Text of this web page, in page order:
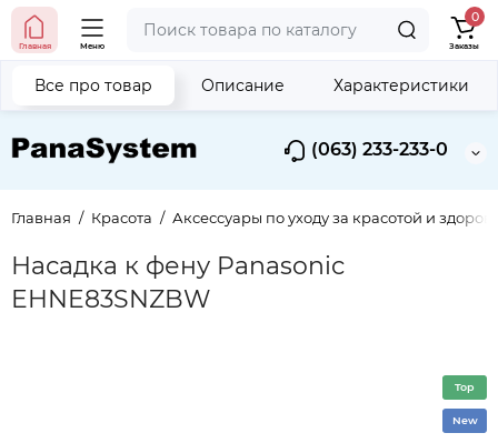
(063) 233-233-0
Главная Меню
0
Заказы
Главная Красота Аксессуары по уходу за красотой и
Насадка к фену Panasonic
EHNE83SNZBW
Все про товар Описание Характеристики
Top
New